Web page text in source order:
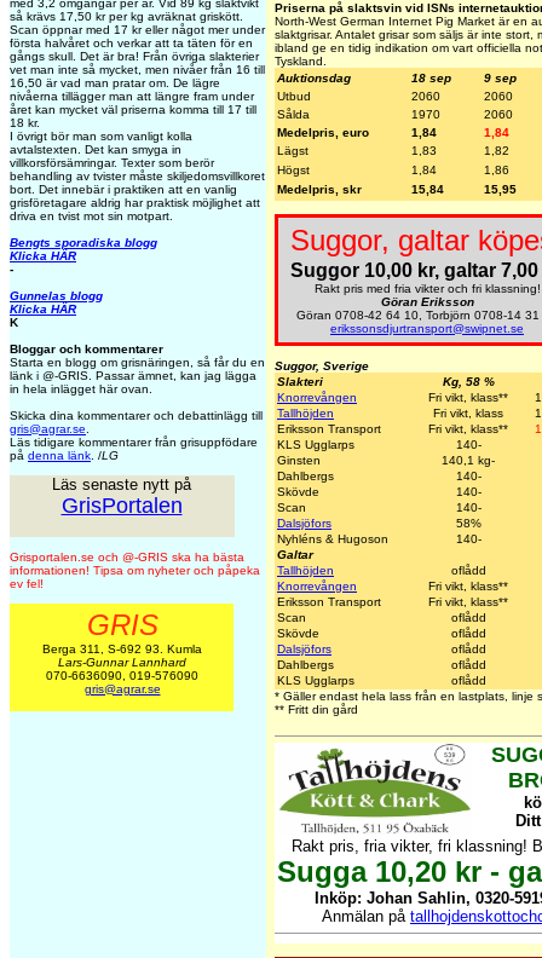
med 3,2 omgångar per år. Vid 89 kg slaktvikt
så krävs 17,50 kr per kg avräknat griskött.
Scan öppnar med 17 kr eller något mer under
första halvåret och verkar att ta täten för en
gångs skull. Det är bra! Från övriga slakterier
vet man inte så mycket, men nivåer från 16 till
16,50 är vad man pratar om. De lägre
nivåerna tillägger man att längre fram under
året kan mycket väl priserna komma till 17 till
18 kr.
I övrigt bör man som vanligt kolla
avtalstexten. Det kan smyga in
villkorsförsämringar. Texter som berör
behandling av tvister måste skiljedomsvillkoret
bort. Det innebär i praktiken att en vanlig
grisföretagare aldrig har praktisk möjlighet att
driva en tvist mot sin motpart.
Bengts sporadiska blogg
Klicka HÄR
-
Gunnelas blogg
Klicka HÄR
K
Bloggar och kommentarer
Starta en blogg om grisnäringen, så får du en
länk i @-GRIS. Passar ämnet, kan jag lägga
in hela inlägget här ovan.
Skicka dina kommentarer och debattinlägg till
gris@agrar.se
Läs tidigare kommentarer från grisuppfödare
på denna länk . /LG
Läs senaste nytt på
GrisPortalen
Grisportalen.se och @-GRIS ska ha bästa
informationen! Tipsa om nyheter och påpeka
ev fel!
GRIS
Berga 311, S-692 93. Kumla
Lars-Gunnar Lannhard
070-6636090, 019-576090
gris@agrar.se
Priserna på slaktsvin vid ISNs
North-West German Internet Pig Market är en
slaktgrisar. Antalet grisar som säljs är inte stort,
ibland ge en tidig indikation om vart officiella
Tyskland.
Auktionsdag
18 sep
9 sep
Utbud
2060
2060
Sålda
1970
2060
Medelpris, euro
1,84
1,84
Lägst
1,83
1,82
Högst
1,84
1,86
Medelpris, skr
15,84 15,95
Suggor, galtar
Suggor 10,00 kr, galtar 7,00
Rakt pris med fria vikter och fri klassning!
Göran Eriksson
Göran 0708-42 64 10, Torbjörn 0708-14 31
erikssonsdjurtransport@swipnet.se
Suggor, Sverige
Slakteri
Kg, 58 %
Knorrevången
Fri vikt, klass**
Tallhöjden
Fri vikt, klass
Eriksson Transport
Fri vikt, klass**
KLS Ugglarps
140-
Ginsten
140,1 kg-
Dahlbergs
140-
Skövde
140-
Scan
140-
Dalsjöfors
58%
Nyhléns & Hugoson
140-
Galtar
Tallhöjden
oflådd
Knorrevången
Fri vikt, klass**
Eriksson Transport
Fri vikt, klass**
Scan
oflådd
Skövde
oflådd
Dalsjöfors
oflådd
Dahlbergs
oflådd
KLS Ugglarps
oflådd
* Gäller endast hela lass från en lastplats, linje
** Fritt din gård
Rakt pris, fria vikter, fri klassning!
Sugga 10,20 kr -
Inköp: Johan Sahlin, 0320-
Anmälan på